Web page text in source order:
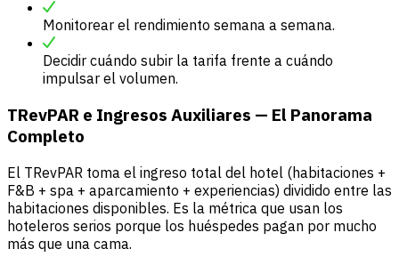
Monitorear el rendimiento semana a semana.
Decidir cuándo subir la tarifa frente a cuándo
impulsar el volumen.
TRevPAR e Ingresos Auxiliares — El Panorama
Completo
El TRevPAR toma el ingreso total del hotel (habitaciones +
F&B + spa + aparcamiento + experiencias) dividido entre las
habitaciones disponibles. Es la métrica que usan los
hoteleros serios porque los huéspedes pagan por mucho
más que una cama.